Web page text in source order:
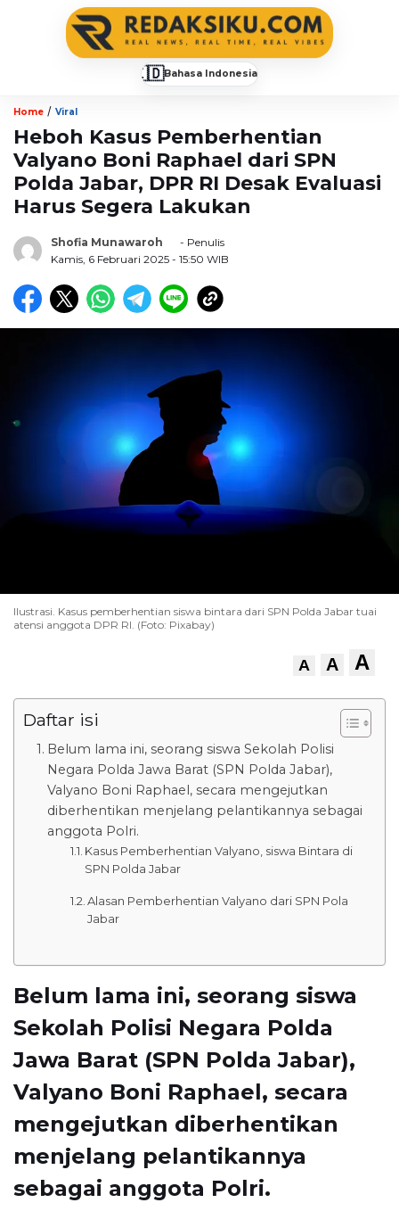
🇮🇩Bahasa Indonesia
Home / Viral
Heboh Kasus Pemberhentian
Valyano Boni Raphael dari SPN
Polda Jabar, DPR RI Desak Evaluasi
Harus Segera Lakukan
Shofia Munawaroh
- Penulis
Kamis, 6 Februari 2025 - 15:50 WIB
Ilustrasi. Kasus pemberhentian siswa bintara dari SPN Polda Jabar tuai
atensi anggota DPR RI. (Foto: Pixabay)
A A A
Daftar isi
Belum lama ini, seorang siswa Sekolah Polisi
Negara Polda Jawa Barat (SPN Polda Jabar),
Valyano Boni Raphael, secara mengejutkan
diberhentikan menjelang pelantikannya sebagai
anggota Polri.
Kasus Pemberhentian Valyano, siswa Bintara di
SPN Polda Jabar
Alasan Pemberhentian Valyano dari SPN Pola
Jabar
Belum lama ini, seorang siswa
Sekolah Polisi Negara Polda
Jawa Barat (SPN Polda Jabar),
Valyano Boni Raphael, secara
mengejutkan diberhentikan
menjelang pelantikannya
sebagai anggota Polri.